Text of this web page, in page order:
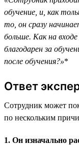
обучение, и, как
то, он сразу
больше. Как на
благодарен за
после обучения?»*
Ответ
Сотрудник может
по нескольким
1. Он изначально